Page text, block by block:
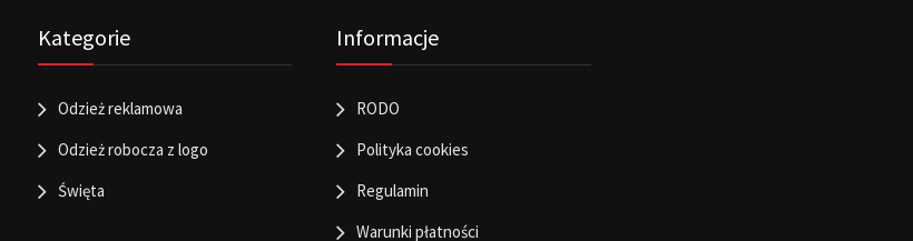
Kategorie
Odzież reklamowa
Odzież robocza z logo
Święta
Informacje
RODO
Polityka cookies
Regulamin
Warunki płatności